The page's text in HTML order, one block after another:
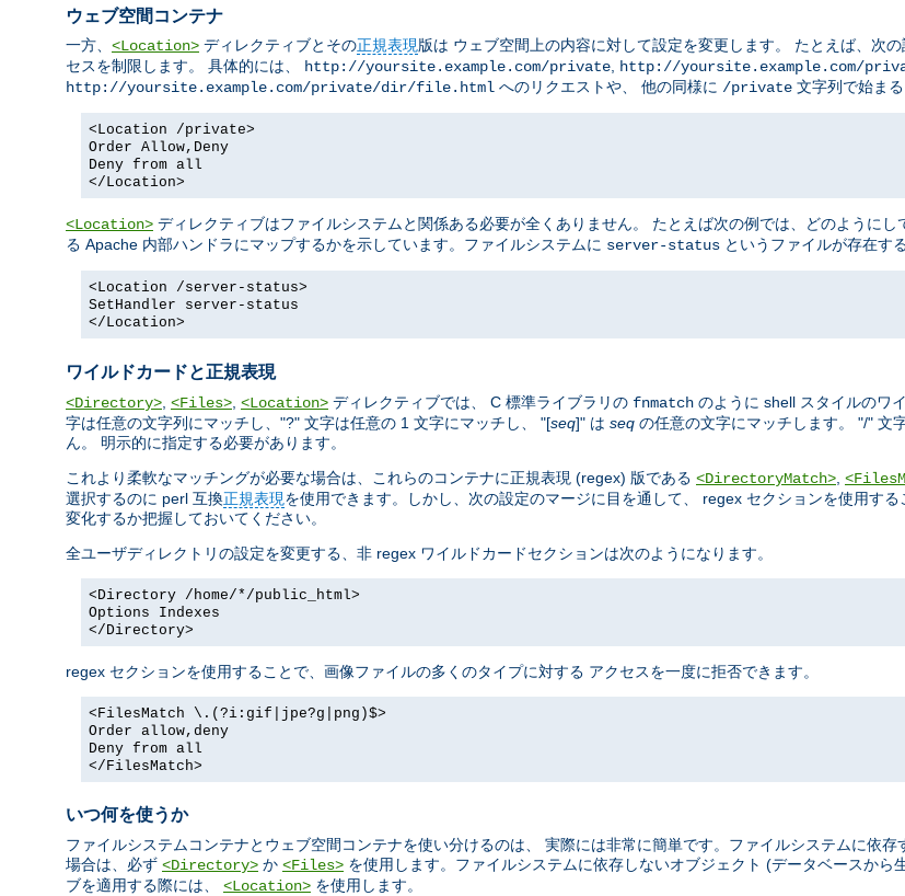
ウェブ空間コンテナ
一方、 <Location> ディレクティブとその正規表現版は ウェブ空間上の内容に対して設定を変更します。 たとえば、次
セスを制限します。 具体的には、 http://yoursite.example.com/private, http://yoursite.example.com/
http://yoursite.example.com/private/dir/file.html へのリクエストや、 他の同様に /private 文字列で始ま
<Location /private>
Order Allow,Deny
Deny from all
</Location>
<Location> ディレクティブはファイルシステムと関係ある必要が全くありません。 たとえば次の例では、どのようにし
る Apache 内部ハンドラにマップするかを示しています。ファイルシステムに server-status というファイルが存在す
<Location /server-status>
SetHandler server-status
</Location>
ワイルドカードと正規表現
<Directory> <Files> <Location> ディレクティブでは、 C 標準ライブラリの fnmatch のように shell スタイルのワ
字は任意の文字列にマッチし、"?" 文字は任意の 1 文字にマッチし、 "[seq]" は seq の任意の文字にマッチします。 "/" 文
ん。 明示的に指定する必要があります。
これより柔軟なマッチングが必要な場合は、これらのコンテナに正規表現 (regex) 版である <DirectoryMatch>
選択するのに perl 互換正規表現を使用できます。しかし、次の設定のマージに目を通して、 regex セクションを使用す
変化するか把握しておいてください。
全ユーザディレクトリの設定を変更する、非 regex ワイルドカードセクションは次のようになります。
<Directory /home/*/public_html>
Options Indexes
</Directory>
regex セクションを使用することで、画像ファイルの多くのタイプに対する アクセスを一度に拒否できます。
<FilesMatch \.(?i:gif|jpe?g|png)$>
Order allow,deny
Deny from all
</FilesMatch>
いつ何を使うか
ファイルシステムコンテナとウェブ空間コンテナを使い分けるのは、 実際には非常に簡単です。ファイルシステムに依
場合は、必ず <Directory> か <Files> を使用します。ファイルシステムに依存しないオブジェクト (データベースから
ブを適用する際には、 <Location> を使用します。